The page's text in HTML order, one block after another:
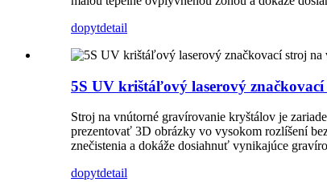
dopytdetail
5S UV krištáľový laserový
Stroj na vnútorné gravírovanie kryštálov je
prezentovať 3D obrázky vo vysokom rozlíšení
znečistenia a dokáže dosiahnuť vynikajúce
dopytdetail